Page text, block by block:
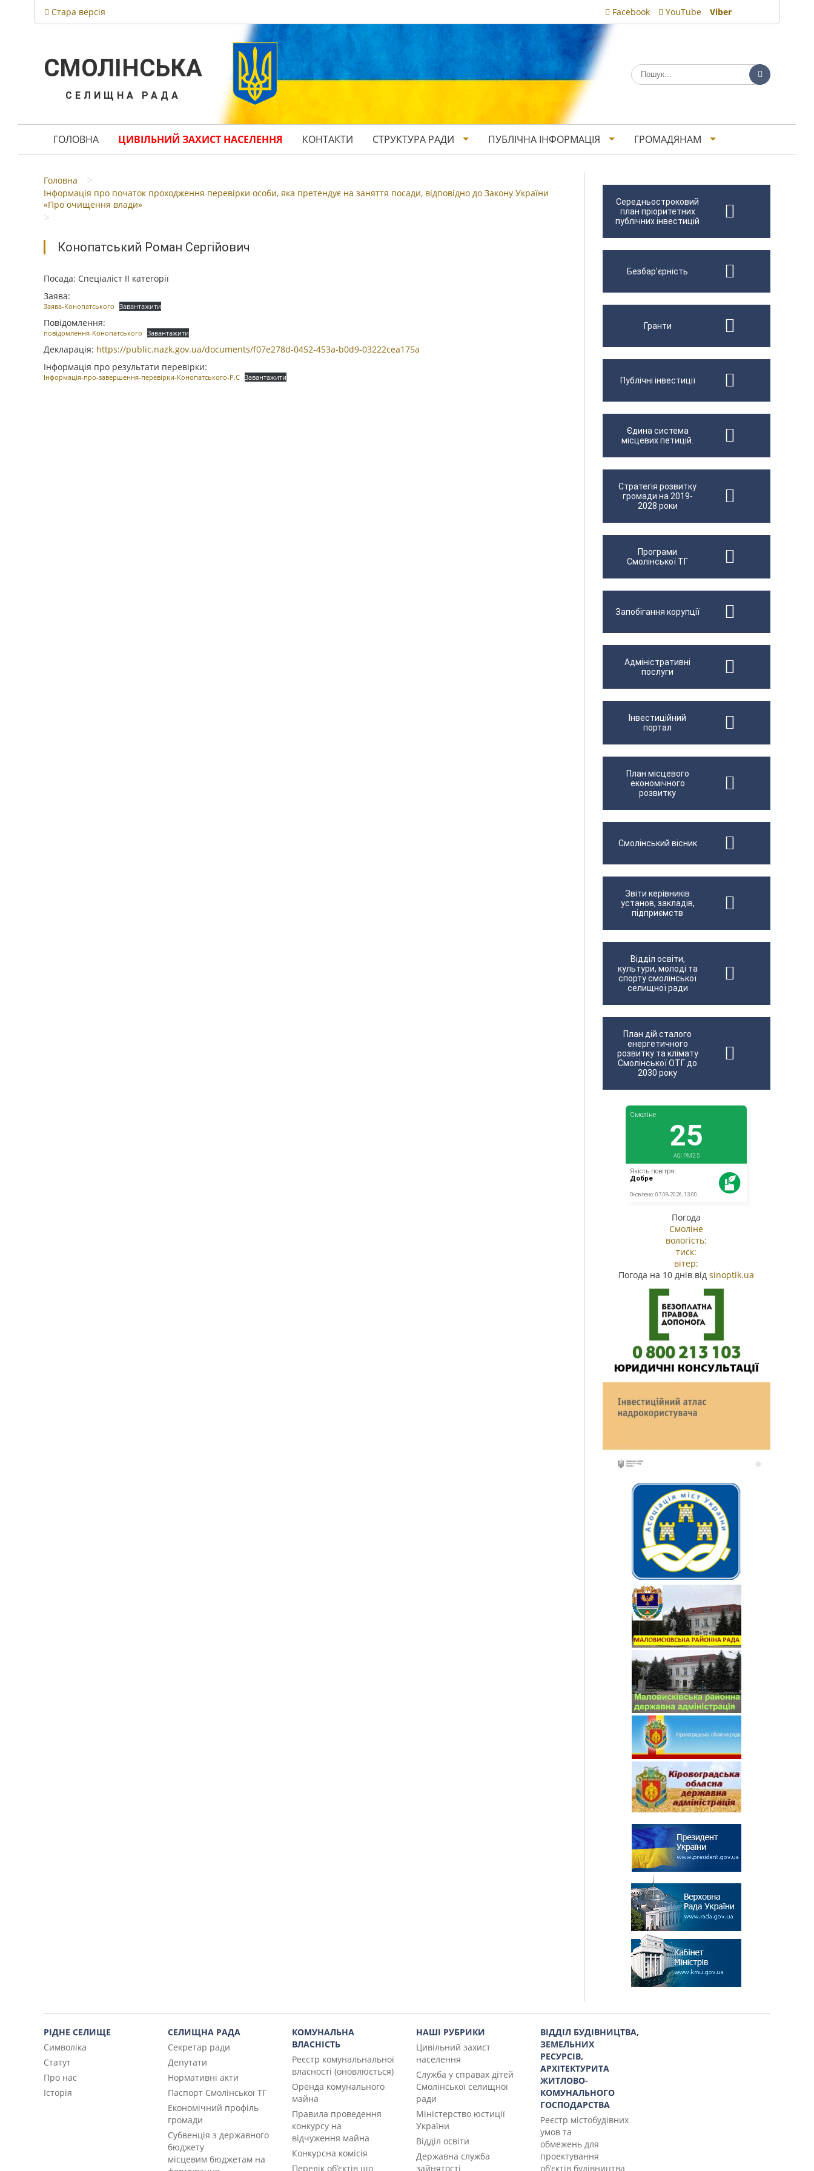
Стара версія Facebook YouTube Viber
СМОЛІНСЬКА
СЕЛИЩНА РАДА
ГОЛОВНА ЦИВІЛЬНИЙ ЗАХИСТ НАСЕЛЕННЯ КОНТАКТИ СТРУКТУРА РАДИ ПУБЛІЧНА ІНФОРМАЦІЯ ГРОМАДЯНАМ
Головна >
Інформація про початок проходження перевірки особи, яка претендує на заняття посади, відповідно до Закону України
«Про очищення влади»
>
Конопатський Роман Сергійович
Посада: Спеціаліст ІІ категорії
Заява:
Заява-Конопатського Завантажити
Повідомлення:
повідомлення-Конопатського Завантажити
Декларація: https://public.nazk.gov.ua/documents/f07e278d-0452-453a-b0d9-03222cea175a
Інформація про результати перевірки:
Інформація-про-завершення-перевірки-Конопатського-Р.С Завантажити
Середньостроковий
план пріоритетних
публічних інвестицій
Безбар'єрність
Гранти
Публічні інвестиції
Єдина система
місцевих петицій.
Стратегія розвитку
громади на 2019-
2028 роки
Програми
Смолінської ТГ
Запобігання корупції
Адміністративні
послуги
Інвестиційний
портал
План місцевого
економічного
розвитку
Смолінський вісник
Звіти керівників
установ, закладів,
підприємств
Відділ освіти,
культури, молоді та
спорту смолінської
селищної ради
План дій сталого
енергетичного
розвитку та клімату
Смолінської ОТГ до
2030 року
Погода
Смоліне
вологість:
тиск:
вітер:
Погода на 10 днів відsinoptik.ua
РІДНЕ СЕЛИЩЕ
Символіка
Статут
Про нас
Історія
СЕЛИЩНА РАДА
Секретар ради
Депутати
Нормативні акти
Паспорт Смолінської ТГ
Економічний профіль
громади
Субвенція з державного
бюджету
місцевим бюджетам на
КОМУНАЛЬНА
ВЛАСНІСТЬ
Реєстр комунальнальної
власності (оновлюється)
Оренда комунального
майна
Правила проведення
конкурсу на
відчуження майна
Конкурсна комісія
Перелік об’єктів що
НАШІ РУБРИКИ
Цивільний захист
населення
Служба у справах дітей
Смолінської селищної
ради
Міністерство юстиції
України
Відділ освіти
Державна служба
зайнятості
ВІДДІЛ БУДІВНИЦТВА,
ЗЕМЕЛЬНИХ
РЕСУРСІВ,
АРХІТЕКТУРИТА
ЖИТЛОВО-
КОМУНАЛЬНОГО
ГОСПОДАРСТВА
Реєстр містобудівних
умов та
обмежень для
проектування
об’єктів будівництва